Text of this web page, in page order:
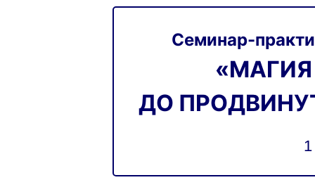
Семинар-
«МАГИЯ
ДО